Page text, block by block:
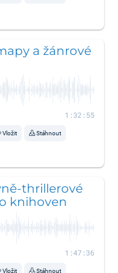
a žánrové
1:32:55
Vložit Stáhnout
thrillerové
knihoven
1:47:36
Vložit Stáhnout